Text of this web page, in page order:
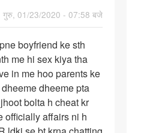
गुरु, 01/23/2020 - 07:58 बजे
boyfriend ke sth
me hi sex kiya tha
in me hoo parents ke
dheeme pta
bolta h cheat kr
officially affairs ni h